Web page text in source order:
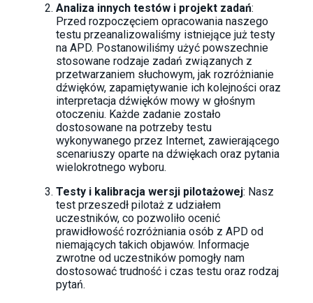
Analiza innych testów i projekt zadań:
Przed rozpoczęciem opracowania naszego
testu przeanalizowaliśmy istniejące już testy
na APD. Postanowiliśmy użyć powszechnie
stosowane rodzaje zadań związanych z
przetwarzaniem słuchowym, jak rozróżnianie
dźwięków, zapamiętywanie ich kolejności oraz
interpretacja dźwięków mowy w głośnym
otoczeniu. Każde zadanie zostało
dostosowane na potrzeby testu
wykonywanego przez Internet, zawierającego
scenariuszy oparte na dźwiękach oraz pytania
wielokrotnego wyboru.
Testy i kalibracja wersji pilotażowej: Nasz
test przeszedł pilotaż z udziałem
uczestników, co pozwoliło ocenić
prawidłowość rozróżniania osób z APD od
niemających takich objawów. Informacje
zwrotne od uczestników pomogły nam
dostosować trudność i czas testu oraz rodzaj
pytań.